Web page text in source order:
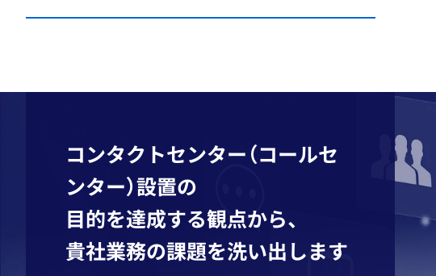
コンタクトセンター（コールセ
ンター）設置の
目的を達成する観点から、
貴社業務の課題を洗い出します